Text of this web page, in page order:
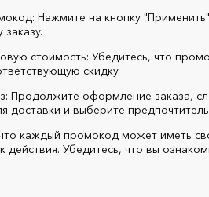
Нажмите на кнопку
стоимость: Убедитесь, что
скидку.
Продолжите оформление заказа,
доставки и выберите
каждый промокод может иметь
действия. Убедитесь, что вы